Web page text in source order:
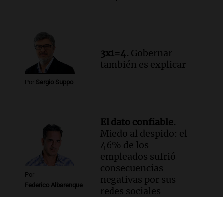
Informados al regreso
Episodios
Por Sergio Suppo
3x1=4. Gobernar
también es explicar
Por
Federico Albarenque
El dato confiable.
Miedo al despido: el
46% de los
empleados sufrió
consecuencias
negativas por sus
redes sociales